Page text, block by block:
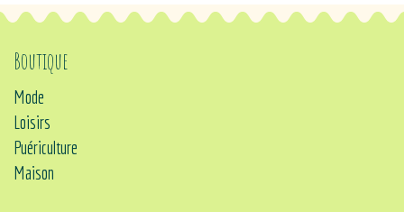
Boutique
Mode
Loisirs
Puériculture
Maison